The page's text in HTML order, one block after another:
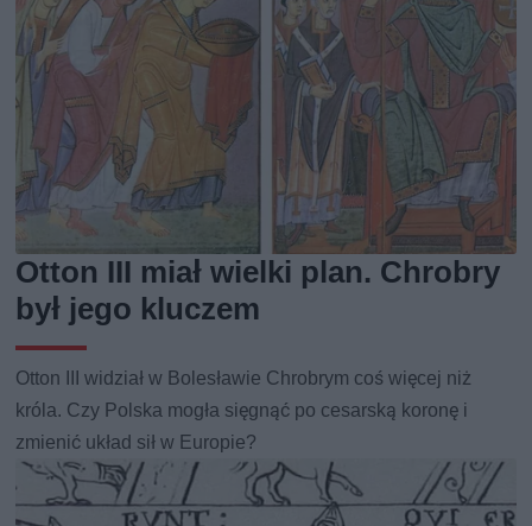
Otton III miał wielki plan. Chrobry
był jego kluczem
Otton III widział w Bolesławie Chrobrym coś więcej niż
króla. Czy Polska mogła sięgnąć po cesarską koronę i
zmienić układ sił w Europie?